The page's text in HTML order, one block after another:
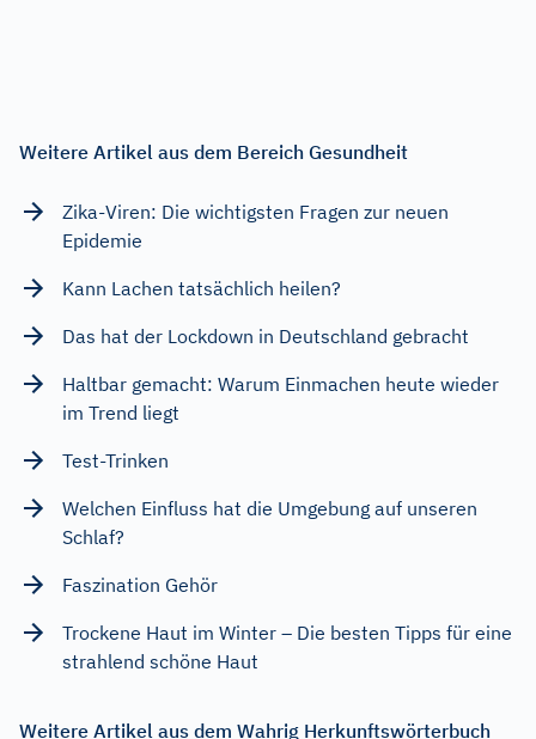
Weitere Artikel aus dem Bereich Gesundheit
Zika-Viren: Die wichtigsten Fragen zur neuen
Epidemie
Kann Lachen tatsächlich heilen?
Das hat der Lockdown in Deutschland gebracht
Haltbar gemacht: Warum Einmachen heute wieder
im Trend liegt
Test-Trinken
Welchen Einfluss hat die Umgebung auf unseren
Schlaf?
Faszination Gehör
Trockene Haut im Winter – Die besten Tipps für eine
strahlend schöne Haut
Weitere Artikel aus dem Wahrig Herkunftswörterbuch